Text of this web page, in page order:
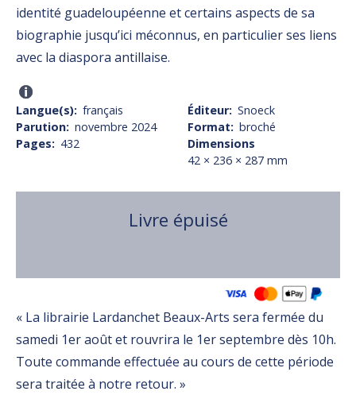
identité guadeloupéenne et certains aspects de sa
biographie jusqu’ici méconnus, en particulier ses liens
avec la diaspora antillaise.
Langue(s) français
Parution novembre 2024
Pages
432
Éditeur Snoeck
Format
broché
Dimensions
42 × 236 × 287 mm
Livre épuisé
« La librairie Lardanchet Beaux-Arts sera fermée du
samedi 1er août et rouvrira le 1er septembre dès 10h.
Toute commande effectuée au cours de cette période
sera traitée à notre retour. »